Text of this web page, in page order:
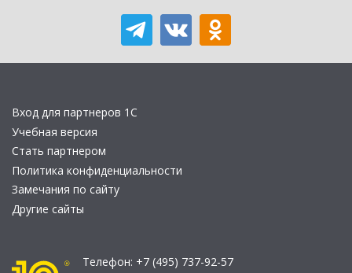
Вход для партнеров 1С
Учебная версия
Стать партнером
Политика конфиденциальности
Замечания по сайту
Другие сайты
Телефон: +7 (495) 737-92-57